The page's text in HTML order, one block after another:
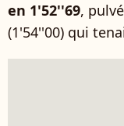
en 1'52''69,
(1'54''00) qui